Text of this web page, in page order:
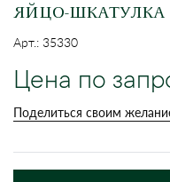
ЯЙЦО-ШКАТУЛКА
Арт.: 35330
Цена по
Поделиться своим